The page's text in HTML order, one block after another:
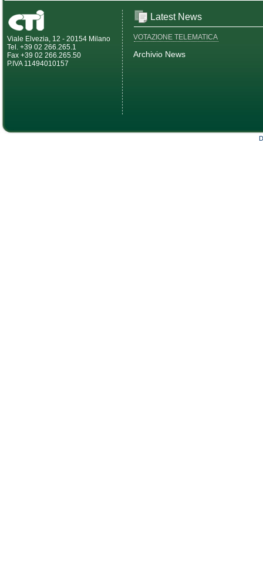
Viale Elvezia, 12 - 20154 Milano
Tel. +39 02 266.265.1
Fax +39 02 266.265.50
P.IVA 11494010157
Latest News
VOTAZIONE TELEMATICA
Archivio News